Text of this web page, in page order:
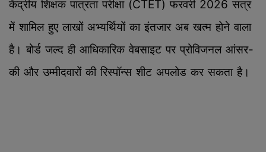
केंद्रीय शिक्षक पात्रता परीक्षा (CTET) फरवरी 2026 सत्र
में शामिल हुए लाखों अभ्यर्थियों का इंतजार अब खत्म होने वाला
है। बोर्ड जल्द ही आधिकारिक वेबसाइट पर प्रोविजनल आंसर-
की और उम्मीदवारों की रिस्पॉन्स शीट अपलोड कर सकता है।